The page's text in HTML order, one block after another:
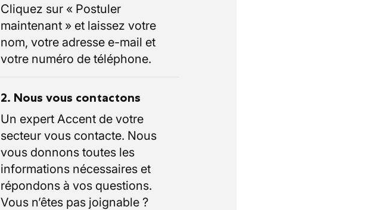
Cliquez sur « Postuler
maintenant » et laissez votre
nom, votre adresse e-mail et
votre numéro de téléphone.
2. Nous vous contactons
Un expert Accent de votre
secteur vous contacte. Nous
vous donnons toutes les
informations nécessaires et
répondons à vos questions.
Vous n’êtes pas joignable ?